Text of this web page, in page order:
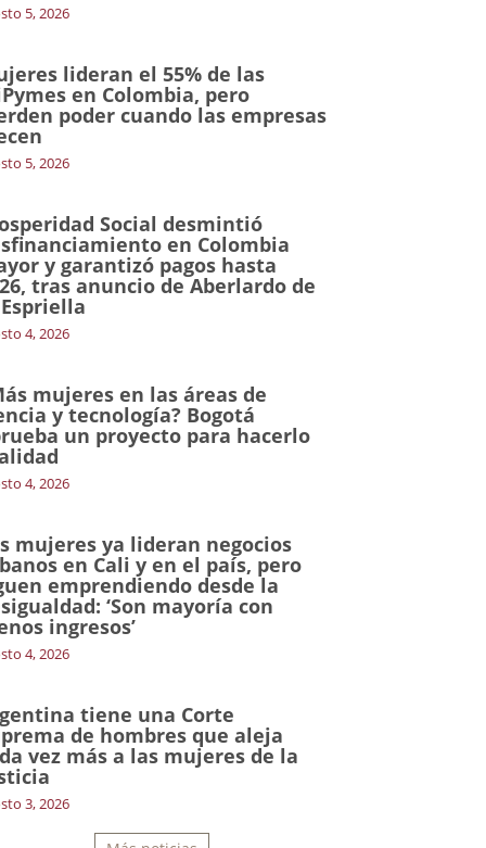
5, 2026
lideran el 55% de las
en Colombia, pero
poder cuando las empresas
5, 2026
Social desmintió
en Colombia
y garantizó pagos hasta
tras anuncio de Aberlardo de
4, 2026
mujeres en las áreas de
y tecnología? Bogotá
un proyecto para hacerlo
4, 2026
mujeres ya lideran negocios
en Cali y en el país, pero
emprendiendo desde la
‘Son mayoría con
ingresos’
4, 2026
tiene una Corte
de hombres que aleja
vez más a las mujeres de la
3, 2026